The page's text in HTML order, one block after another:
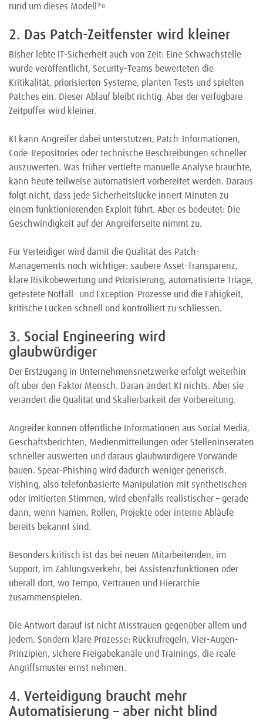
rund um dieses Modell?»
2. Das Patch-Zeitfenster wird kleiner
Bisher lebte IT-Sicherheit auch von Zeit: Eine Schwachstelle
wurde veröffentlicht, Security-Teams bewerteten die
Kritikalität, priorisierten Systeme, planten Tests und spielten
Patches ein. Dieser Ablauf bleibt richtig. Aber der verfügbare
Zeitpuffer wird kleiner.
KI kann Angreifer dabei unterstützen, Patch-Informationen,
Code-Repositories oder technische Beschreibungen schneller
auszuwerten. Was früher vertiefte manuelle Analyse brauchte,
kann heute teilweise automatisiert vorbereitet werden. Daraus
folgt nicht, dass jede Sicherheitslücke innert Minuten zu
einem funktionierenden Exploit führt. Aber es bedeutet: Die
Geschwindigkeit auf der Angreiferseite nimmt zu.
Für Verteidiger wird damit die Qualität des Patch-
Managements noch wichtiger: saubere Asset-Transparenz,
klare Risikobewertung und Priorisierung, automatisierte Triage,
getestete Notfall- und Exception-Prozesse und die Fähigkeit,
kritische Lücken schnell und kontrolliert zu schliessen.
3. Social Engineering wird
glaubwürdiger
Der Erstzugang in Unternehmensnetzwerke erfolgt weiterhin
oft über den Faktor Mensch. Daran ändert KI nichts. Aber sie
verändert die Qualität und Skalierbarkeit der Vorbereitung.
Angreifer können öffentliche Informationen aus Social Media,
Geschäftsberichten, Medienmitteilungen oder Stelleninseraten
schneller auswerten und daraus glaubwürdigere Vorwände
bauen. Spear-Phishing wird dadurch weniger generisch.
Vishing, also telefonbasierte Manipulation mit synthetischen
oder imitierten Stimmen, wird ebenfalls realistischer – gerade
dann, wenn Namen, Rollen, Projekte oder interne Abläufe
bereits bekannt sind.
Besonders kritisch ist das bei neuen Mitarbeitenden, im
Support, im Zahlungsverkehr, bei Assistenzfunktionen oder
überall dort, wo Tempo, Vertrauen und Hierarchie
zusammenspielen.
Die Antwort darauf ist nicht Misstrauen gegenüber allem und
jedem. Sondern klare Prozesse: Rückrufregeln, Vier-Augen-
Prinzipien, sichere Freigabekanäle und Trainings, die reale
Angriffsmuster ernst nehmen.
4. Verteidigung braucht mehr
Automatisierung – aber nicht blind